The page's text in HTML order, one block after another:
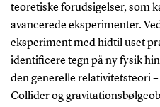
teoretiske forudsigelser, som
avancerede eksperimenter.
eksperiment med hidtil uset
identificere tegn på ny fysik
den generelle relativitetsteori
Collider og